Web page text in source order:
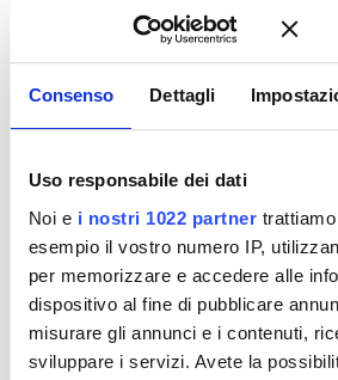
Consenso Dettagli
Uso responsabile dei dati
Noi e i nostri 1022 partnertrattiamo
esempio il vostro numero IP,
per memorizzare e accedere alle
dispositivo al fine di pubblicare
misurare gli annunci e i contenuti,
sviluppare i servizi. Avete la